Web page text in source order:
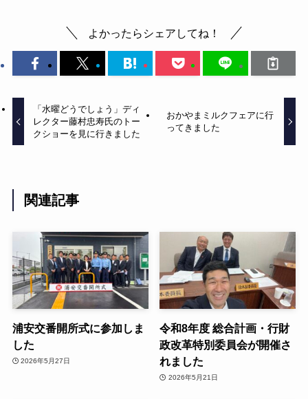
よかったらシェアしてね！
「水曜どうでしょう」ディ
レクター藤村忠寿氏のトー
クショーを見に行きました
おかやまミルクフェアに行
ってきました
関連記事
浦安交番開所式に参加しま
した
2026年5月27日
令和8年度 総合計画・行財
政改革特別委員会が開催さ
れました
2026年5月21日